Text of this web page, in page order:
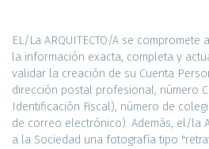
EL/La ARQUITECTO/A se
la información exacta, completa y
validar la creación de su Cuenta
dirección postal profesional, número
Identificación Fiscal), número de
de correo electrónico). Además, el/la
a la Sociedad una fotografía tipo